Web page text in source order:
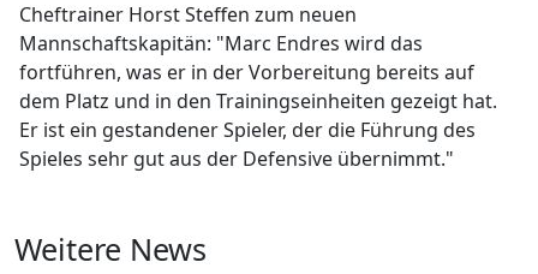
Cheftrainer Horst Steffen zum neuen
Mannschaftskapitän: "Marc Endres wird das
fortführen, was er in der Vorbereitung bereits auf
dem Platz und in den Trainingseinheiten gezeigt hat.
Er ist ein gestandener Spieler, der die Führung des
Spieles sehr gut aus der Defensive übernimmt."
Weitere News